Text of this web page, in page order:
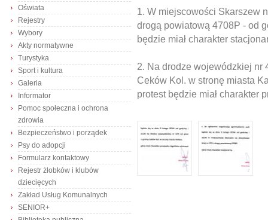
Oświata
Rejestry
Wybory
Akty normatywne
Turystyka
Sport i kultura
Galeria
Informator
Pomoc społeczna i ochrona
zdrowia
Bezpieczeństwo i porządek
Psy do adopcji
Formularz kontaktowy
Rejestr żłobków i klubów
dziecięcych
Zakład Usług Komunalnych
SENIOR+
1. W miejscowości Skarszew
drogą powiatową 4708P - od
będzie miał charakter
2. Na drodze wojewódzkiej nr
Ceków Kol. w stronę miasta
protest będzie miał charakter